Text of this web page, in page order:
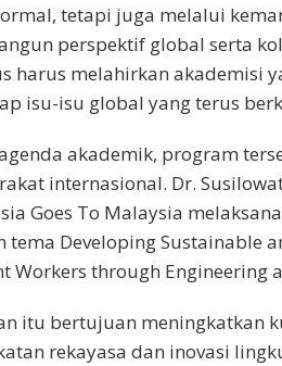
tetapi juga melalui
perspektif global serta
harus melahirkan akademisi
isu-isu global yang terus
akademik, program
internasional. Dr.
Goes To Malaysia
tema Developing Sustainable
Workers through Engineering
itu bertujuan meningkatkan
rekayasa dan inovasi